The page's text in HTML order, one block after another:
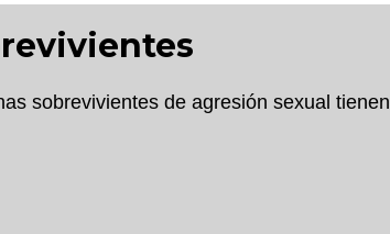
sobrevivientes de agresión sexual tienen